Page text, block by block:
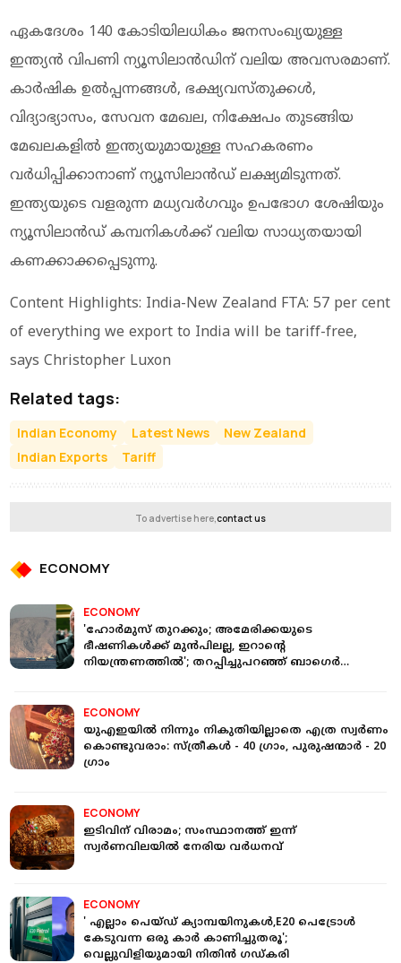
ഏകദേശം 140 കോടിയിലധികം ജനസംഖ്യയുള്ള
ഇന്ത്യൻ വിപണി ന്യൂസിലാൻഡിന് വലിയ അവസരമാണ്.
കാർഷിക ഉൽപ്പന്നങ്ങൾ, ഭക്ഷ്യവസ്തുക്കൾ,
വിദ്യാഭ്യാസം, സേവന മേഖല, നിക്ഷേപം തുടങ്ങിയ
മേഖലകളിൽ ഇന്ത്യയുമായുള്ള സഹകരണം
വർധിപ്പിക്കാനാണ് ന്യൂസിലാൻഡ് ലക്ഷ്യമിടുന്നത്.
ഇന്ത്യയുടെ വളരുന്ന മധ്യവർഗവും ഉപഭോഗ ശേഷിയും
ന്യൂസിലാൻഡ് കമ്പനികൾക്ക് വലിയ സാധ്യതയായി
കണക്കാക്കപ്പെടുന്നു.
Content Highlights: India-New Zealand FTA: 57 per cent
of everything we export to India will be tariff-free,
says Christopher Luxon
Related tags:
Indian Economy Latest News
New Zealand
Indian Exports
Tariff
To advertise here,contact us
ECONOMY
ECONOMY
'ഹോർമുസ് തുറക്കും; അമേരിക്കയുടെ
ഭീഷണികൾക്ക് മുൻപിലല്ല, ഇറാന്റെ
നിയന്ത്രണത്തിൽ'; തറപ്പിച്ചുപറഞ്ഞ് ബാഗെർ
ECONOMY
യുഎഇയില്‍ നിന്നും നികുതിയില്ലാതെ എത്ര സ്വർണം
കൊണ്ടുവരാം: സ്ത്രീകള്‍ - 40 ഗ്രാം, പുരുഷന്മാർ - 20
ഗ്രാം
ECONOMY
ഇടിവിന് വിരാമം; സംസ്ഥാനത്ത് ഇന്ന്
സ്വർണവിലയിൽ നേരിയ വർധനവ്
ECONOMY
' എല്ലാം പെയ്ഡ് ക്യാമ്പയിനുകൾ,E20 പെട്രോൾ
കേടുവന്ന ഒരു കാർ കാണിച്ചുതരൂ';
വെല്ലുവിളിയുമായി നിതിൻ ഗഡ്കരി